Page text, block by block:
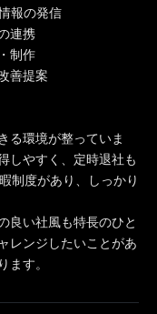
報の発信
連携
制作
善提案
る環境が整っていま
しやすく、定時退社も
制度があり、しっかり
良い社風も特長のひと
レンジしたいことがあ
ます。